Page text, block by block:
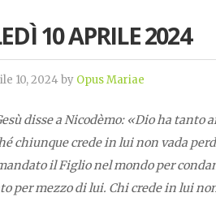
10 APRILE 2024
10, 2024 by Opus Mariae
disse a Nicodèmo: «Dio ha tanto
chiunque crede in lui non vada
il Figlio nel mondo per
per mezzo di lui. Chi crede in lui